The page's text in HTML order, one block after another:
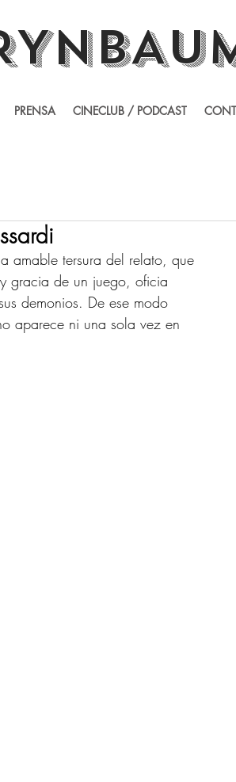
PRENSA CINECLUB / PODCAST
amable tersura del relato, que
gracia de un juego, oficia
demonios. De ese modo
aparece ni una sola vez en